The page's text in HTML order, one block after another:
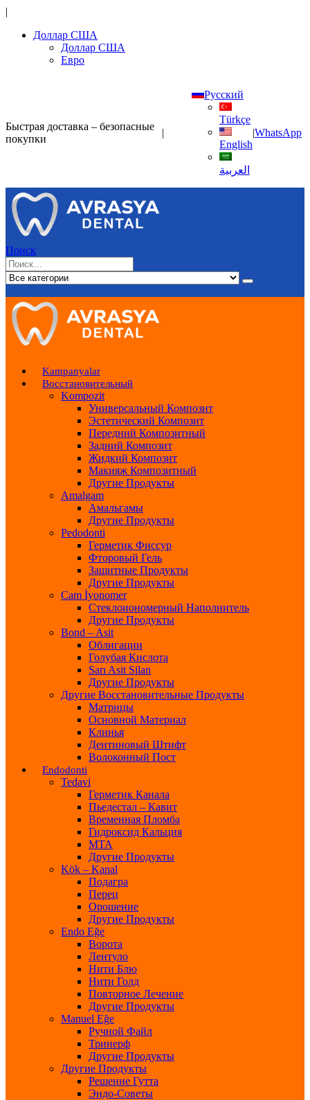
|
Доллар США
Доллар США
Евро
Быстрая доставка – безопасные
покупки
|
Русский
Türkçe
English
العربية
|WhatsApp
Поиск
Kampanyalar
Восстановительный
Kompozit
Универсальный Композит
Эстетический Композит
Передний Композитный
Задний Композит
Жидкий Композит
Макияж Композитный
Другие Продукты
Amalgam
Амальгамы
Другие Продукты
Pedodonti
Герметик Фиссур
Фторовый Гель
Защитные Продукты
Другие Продукты
Cam İyonomer
Стеклоиономерный Наполнитель
Другие Продукты
Bond – Asit
Облигации
Голубая Кислота
Sarı Asit Silan
Другие Продукты
Другие Восстановительные Продукты
Матрицы
Основной Материал
Клинья
Дентиновый Штифт
Волоконный Пост
Endodonti
Tedavi
Герметик Канала
Пьедестал – Кавит
Временная Пломба
Гидроксид Кальция
МТА
Другие Продукты
Kök – Kanal
Подагра
Перец
Орошение
Другие Продукты
Endo Eğe
Ворота
Лентуло
Нити Блю
Нити Голд
Повторное Лечение
Другие Продукты
Manuel Eğe
Ручной Файл
Тринерф
Другие Продукты
Другие Продукты
Решение Гутта
Эндо-Советы